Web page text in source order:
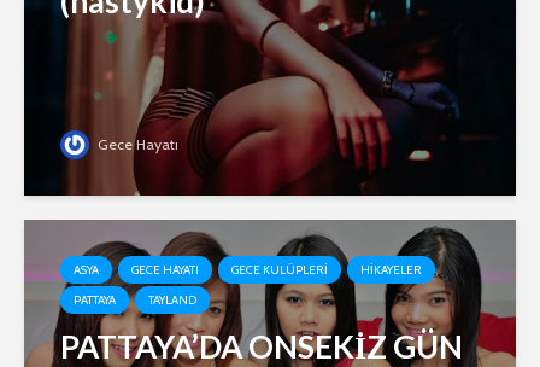
Gece Hayatı
ASYA GECE HAYATI GECE KULÜPLERI
HIKAYELER
PATTAYA
TAYLAND
PATTAYA’DA ONSEKİZ GÜN